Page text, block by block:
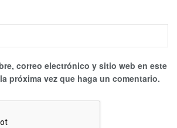
correo electrónico y sitio web en este
próxima vez que haga un comentario.